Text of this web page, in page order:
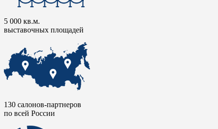
5 000 кв.м.
выставочных площадей
130 салонов-партнеров
по всей России